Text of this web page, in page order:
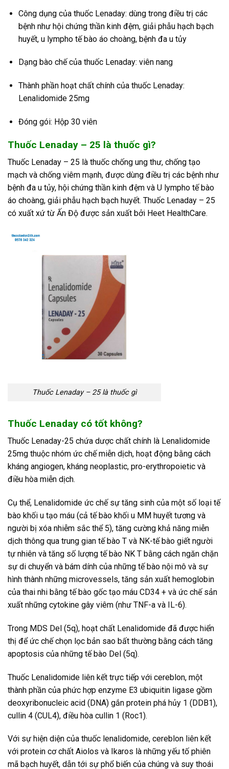
Công dụng của thuốc Lenaday: dùng trong điều trị các
bệnh như hội chứng thần kinh đệm, giải phẫu hạch bạch
huyết, u lympho tế bào áo choàng, bệnh đa u tủy
Dạng bào chế của thuốc Lenaday: viên nang
Thành phần hoạt chất chính của thuốc Lenaday:
Lenalidomide 25mg
Đóng gói: Hộp 30 viên
Thuốc Lenaday – 25 là thuốc gì?
Thuốc Lenaday – 25 là thuốc chống ung thư, chống tạo
mạch và chống viêm mạnh, được dùng điều trị các bệnh như
bệnh đa u tủy, hội chứng thần kinh đệm và U lympho tế bào
áo choàng, giải phẫu hạch bạch huyết. Thuốc Lenaday – 25
có xuất xứ từ Ấn Độ được sản xuất bởi Heet HealthCare.
Thuốc Lenaday – 25 là thuốc gì
Thuốc Lenaday có tốt không?
Thuốc Lenaday-25 chứa dược chất chính là Lenalidomide
25mg thuộc nhóm ức chế miễn dịch, hoạt động bằng cách
kháng angiogen, kháng neoplastic, pro-erythropoietic và
điều hòa miễn dịch.
Cụ thể, Lenalidomide ức chế sự tăng sinh của một số loại tế
bào khối u tạo máu (cả tế bào khối u MM huyết tương và
người bị xóa nhiễm sắc thể 5), tăng cường khả năng miễn
dịch thông qua trung gian tế bào T và NK-tế bào giết người
tự nhiên và tăng số lượng tế bào NK T bằng cách ngăn chặn
sự di chuyển và bám dính của những tế bào nội mô và sự
hình thành những microvessels, tăng sản xuất hemoglobin
của thai nhi bằng tế bào gốc tạo máu CD34 + và ức chế sản
xuất những cytokine gây viêm (như TNF-a và IL-6).
Trong MDS Del (5q), hoạt chất Lenalidomide đã được hiển
thị để ức chế chọn lọc bản sao bất thường bằng cách tăng
apoptosis của những tế bào Del (5q).
Thuốc Lenalidomide liên kết trực tiếp với cereblon, một
thành phần của phức hợp enzyme E3 ubiquitin ligase gồm
deoxyribonucleic acid (DNA) gắn protein phá hủy 1 (DDB1),
cullin 4 (CUL4), điều hòa cullin 1 (Roc1).
Với sự hiện diện của thuốc lenalidomide, cereblon liên kết
với protein cơ chất Aiolos và Ikaros là những yếu tố phiên
mã bạch huyết, dẫn tới sự phổ biến của chúng và suy thoái